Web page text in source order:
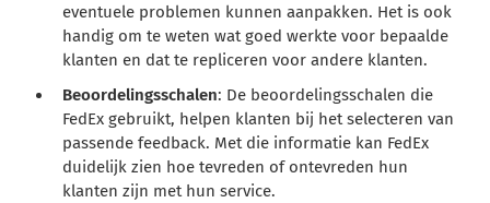
eventuele problemen kunnen aanpakken. Het is ook
handig om te weten wat goed werkte voor bepaalde
klanten en dat te repliceren voor andere klanten.
Beoordelingsschalen: De beoordelingsschalen die
FedEx gebruikt, helpen klanten bij het selecteren van
passende feedback. Met die informatie kan FedEx
duidelijk zien hoe tevreden of ontevreden hun
klanten zijn met hun service.